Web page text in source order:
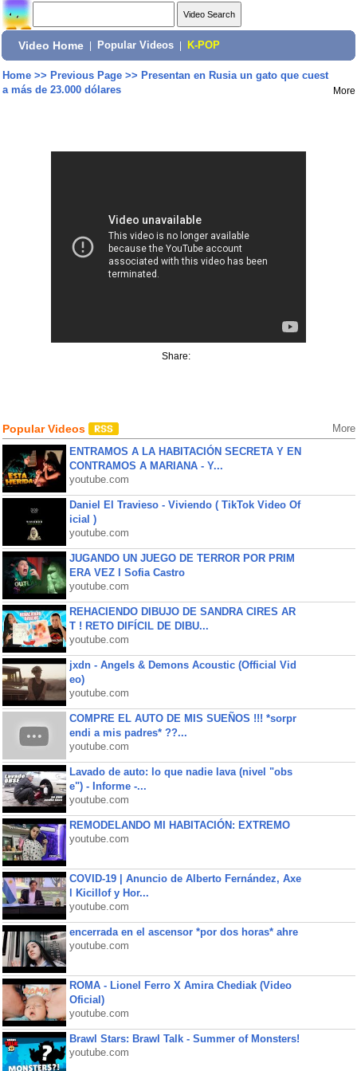
Video Home Popular Videos K-POP
Home>> Previous Page>> Presentan en Rusia un gato que cuest
a más de 23.000 dólares
More
Share:
Popular Videos More
ENTRAMOS A LA HABITACIÓN SECRETA Y EN
CONTRAMOS A MARIANA - Y...
youtube.com
Daniel El Travieso - Viviendo ( TikTok Video Of
icial )
youtube.com
JUGANDO UN JUEGO DE TERROR POR PRIM
ERA VEZ l Sofia Castro
youtube.com
REHACIENDO DIBUJO DE SANDRA CIRES AR
T ! RETO DIFÍCIL DE DIBU...
youtube.com
jxdn - Angels & Demons Acoustic (Official Vid
eo)
youtube.com
COMPRE EL AUTO DE MIS SUEÑOS !!! *sorpr
endi a mis padres* ??...
youtube.com
Lavado de auto: lo que nadie lava (nivel "obs
e") - Informe -...
youtube.com
REMODELANDO MI HABITACIÓN: EXTREMO
youtube.com
COVID-19 | Anuncio de Alberto Fernández, Axe
l Kicillof y Hor...
youtube.com
encerrada en el ascensor *por dos horas* ahre
youtube.com
ROMA - Lionel Ferro X Amira Chediak (Video
Oficial)
youtube.com
Brawl Stars: Brawl Talk - Summer of Monsters!
youtube.com